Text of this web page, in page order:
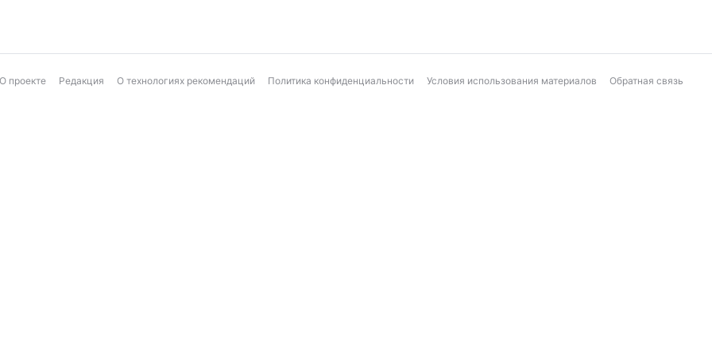
О проекте Редакция О технологиях рекомендаций Политика конфиденциальности Условия использования материалов Обратная связь